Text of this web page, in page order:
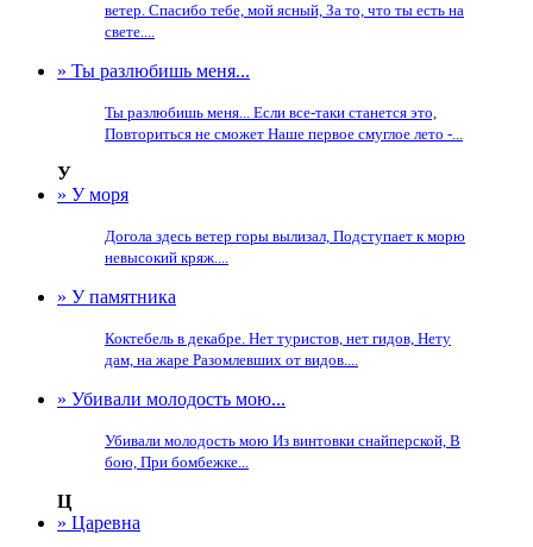
ветер. Спасибо тебе, мой ясный, За то, что ты есть на
свете....
» Ты разлюбишь меня...
Ты разлюбишь меня... Если все-таки станется это,
Повториться не сможет Наше первое смуглое лето -...
У
» У моря
Догола здесь ветер горы вылизал, Подступает к морю
невысокий кряж....
» У памятника
Коктебель в декабре. Нет туристов, нет гидов, Нету
дам, на жаре Разомлевших от видов....
» Убивали молодость мою...
Убивали молодость мою Из винтовки снайперской, В
бою, При бомбежке...
Ц
» Царевна